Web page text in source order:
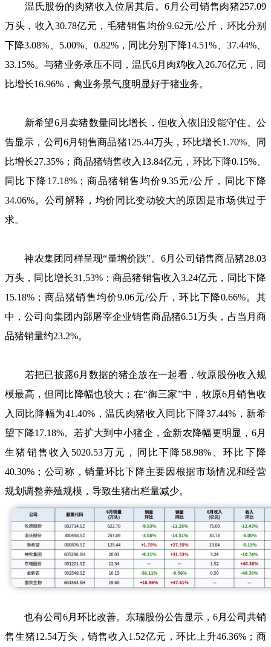
温氏股份的肉猪收入位居其后。6月公司销售肉猪257.09
万头，收入30.78亿元，毛猪销售均价9.62元/公斤，环比分别
下降3.08%、5.00%、0.82%，同比分别下降14.51%、37.44%、
33.15%。与猪业务承压不同，温氏6月肉鸡收入26.76亿元，同
比增长16.96%，禽业务景气度明显好于猪业务。
新希望6月卖猪数量同比增长，但收入依旧没能守住。公
告显示，公司6月销售商品猪125.44万头，环比增长1.70%、同
比增长27.35%；商品猪销售收入13.84亿元，环比下降0.15%、
同比下降17.18%；商品猪销售均价9.35元/公斤，同比下降
34.06%。公司解释，均价同比变动较大的原因是市场供过于
求。
神农集团同样呈现“量增价跌”。6月公司销售商品猪28.03
万头，同比增长31.53%；商品猪销售收入3.24亿元，同比下降
15.18%；商品猪销售均价9.06元/公斤，环比下降0.66%。其
中，公司向集团内部屠宰企业销售商品猪6.51万头，占当月商
品猪销量约23.2%。
若把已披露6月数据的猪企放在一起看，牧原股份收入规
模最高，但同比降幅也较大；在“御三家”中，牧原6月销售收
入同比降幅为41.40%，温氏肉猪收入同比下降37.44%，新希
望下降17.18%。若扩大到中小猪企，金新农降幅更明显，6月
生猪销售收入5020.53万元，同比下降58.98%、环比下降
40.30%；公司称，销量环比下降主要因根据市场情况和经营
规划调整养殖规模，导致生猪出栏量减少。
也有公司6月环比改善。东瑞股份公告显示，6月公司共销
售生猪12.54万头，销售收入1.52亿元，环比上升46.36%；商